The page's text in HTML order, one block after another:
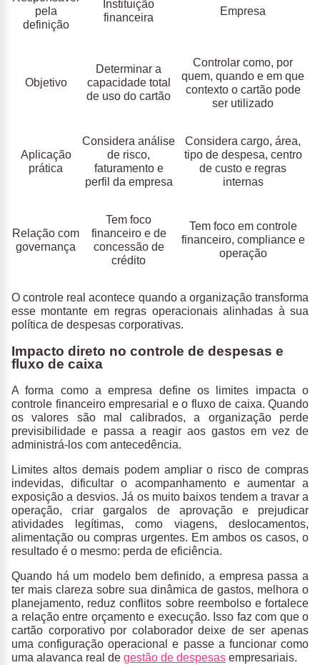
pela
definição
Instituição
financeira
Empresa
Objetivo
Determinar a
capacidade total
de uso do cartão
Controlar como, por
quem, quando e em que
contexto o cartão pode
ser utilizado
Aplicação
prática
Considera análise
de risco,
faturamento e
perfil da empresa
Considera cargo, área,
tipo de despesa, centro
de custo e regras
internas
Relação com
governança
Tem foco
financeiro e de
concessão de
crédito
Tem foco em controle
financeiro, compliance e
operação
O controle real acontece quando a organização transforma
esse montante em regras operacionais alinhadas à sua
política de despesas corporativas.
Impacto direto no controle de despesas e
fluxo de caixa
A forma como a empresa define os limites impacta o
controle financeiro empresarial e o fluxo de caixa. Quando
os valores são mal calibrados, a organização perde
previsibilidade e passa a reagir aos gastos em vez de
administrá-los com antecedência.
Limites altos demais podem ampliar o risco de compras
indevidas, dificultar o acompanhamento e aumentar a
exposição a desvios. Já os muito baixos tendem a travar a
operação, criar gargalos de aprovação e prejudicar
atividades legítimas, como viagens, deslocamentos,
alimentação ou compras urgentes. Em ambos os casos, o
resultado é o mesmo: perda de eficiência.
Quando há um modelo bem definido, a empresa passa a
ter mais clareza sobre sua dinâmica de gastos, melhora o
planejamento, reduz conflitos sobre reembolso e fortalece
a relação entre orçamento e execução. Isso faz com que o
cartão corporativo por colaborador deixe de ser apenas
uma configuração operacional e passe a funcionar como
uma alavanca real de gestão de despesas empresariais.